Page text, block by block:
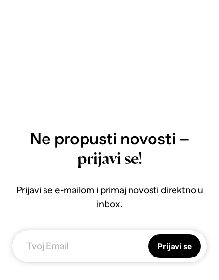
Ne propusti novosti –
prijavi se!
Prijavi se e-mailom i primaj novosti direktno u
inbox.
Prijavi se